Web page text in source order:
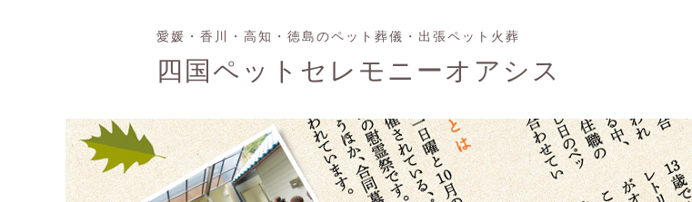
愛媛・香川・高知・徳島のペット葬儀・出張ペット火葬
四国ペットセレモニーオアシス